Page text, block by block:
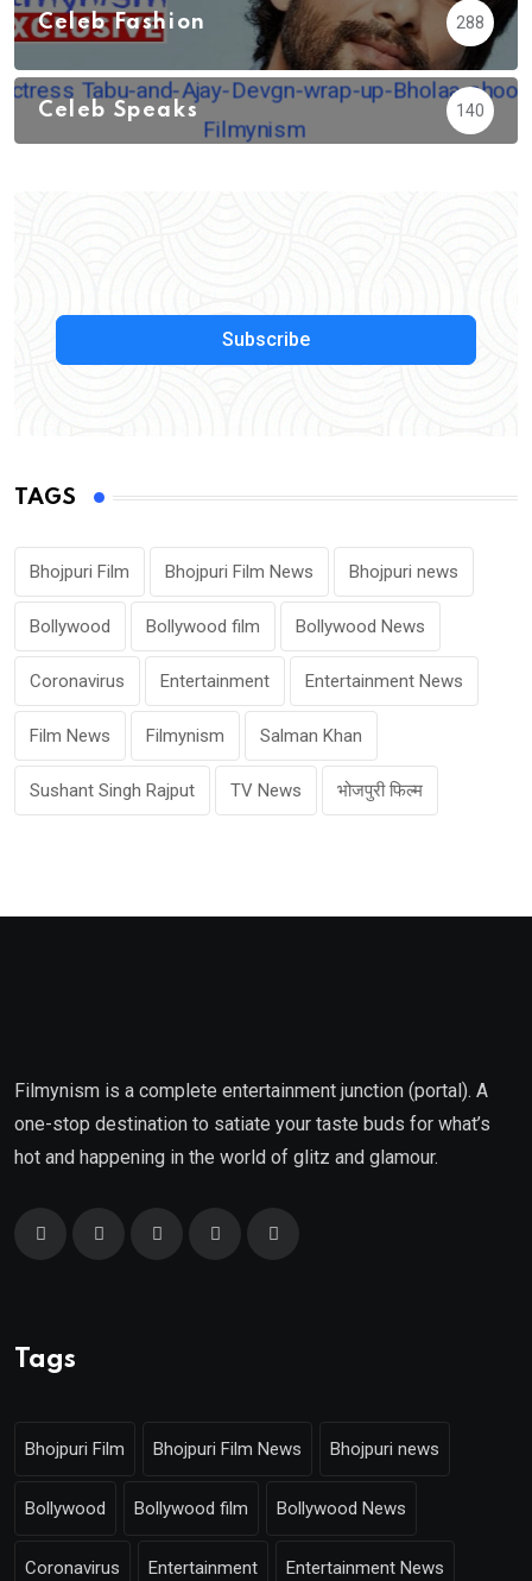
Celeb Fashion 288
Celeb Speaks 140
Subscribe
TAGS
Bhojpuri Film Bhojpuri Film News Bhojpuri news
Bollywood Bollywood film Bollywood News
Coronavirus Entertainment Entertainment News
Film News Filmynism Salman Khan
Sushant Singh Rajput TV News भोजपुरी फिल्म
Filmynism is a complete entertainment junction (portal). A
one-stop destination to satiate your taste buds for what’s
hot and happening in the world of glitz and glamour.
Tags
Bhojpuri Film Bhojpuri Film News Bhojpuri news
Bollywood Bollywood film Bollywood News
Coronavirus Entertainment Entertainment News